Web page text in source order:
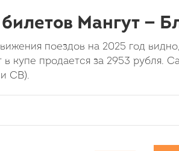
Мангут —
поездов на 2025 год
в купе продается за 2953 рубля.
СВ).